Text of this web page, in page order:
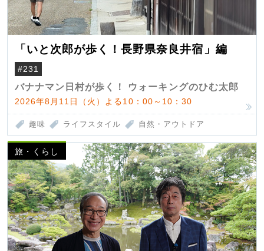
「いと次郎が歩く！長野県奈良井宿」編
#231
バナナマン日村が歩く！ ウォーキングのひむ太郎
2026年8月11日（火）よる10：00～10：30
趣味 ライフスタイル 自然・アウトドア
旅・くらし